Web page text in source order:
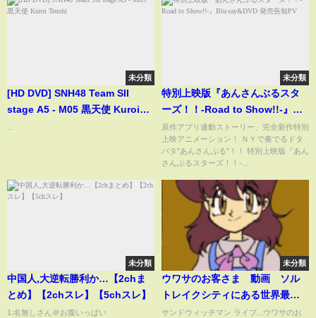
未分類
[HD DVD] SNH48 Team SII
stage A5 - M05 黒天使 Kuroi
未分類
特別上映版『あんさんぶるスタ
ーズ！！-Road to Show!!-』
Blu-ray&DVD 発売告知PV
原作アプリ連動ストーリー、完全新作特別
上映アニメーション！ ＮＹで奏でるドタ
バタ"あんさんぶる"！！ 特別上映版『あん
さんぶるスターズ！！-...
未分類
中国人,大逆転勝利か…【2chま
とめ】【2chスレ】【5chスレ】
1:名無しさん＠お腹いっぱい
未分類
ウワサのお客さま 動画 ソル
トレイクシティにある世界最大
のコストコへ 2024年1月5日
サンドウィッチマン ライブ...ウワサのお